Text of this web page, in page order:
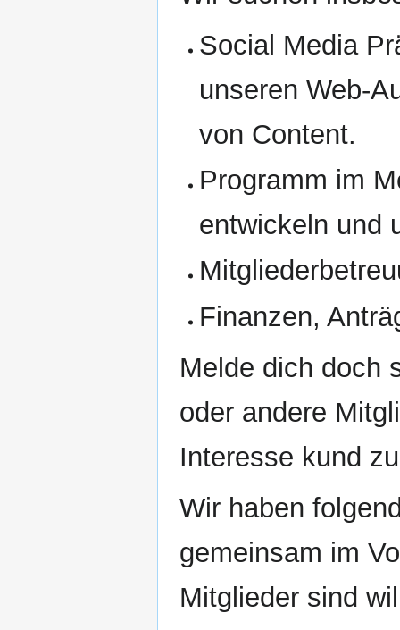
Social Media
unseren Web-
von Content.
Programm im
entwickeln und
Finanzen,
Melde dich doch
oder andere
Interesse kund
Wir haben
gemeinsam im
Mitglieder sind